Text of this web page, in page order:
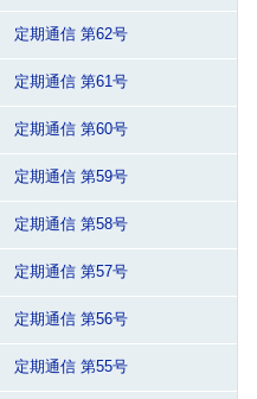
定期通信 第62号
定期通信 第61号
定期通信 第60号
定期通信 第59号
定期通信 第58号
定期通信 第57号
定期通信 第56号
定期通信 第55号